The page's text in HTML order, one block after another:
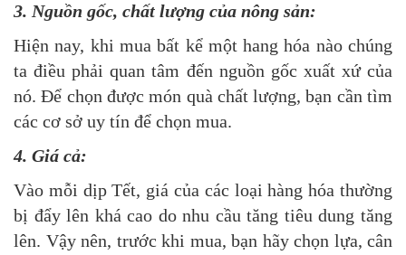
3. Nguồn gốc, chất lượng của nông sản:
Hiện nay, khi mua bất kể một hang hóa nào chúng
ta điều phải quan tâm đến nguồn gốc xuất xứ của
nó. Để chọn được món quà chất lượng, bạn cần tìm
các cơ sở uy tín để chọn mua.
4. Giá cả:
Vào mỗi dịp Tết, giá của các loại hàng hóa thường
bị đẩy lên khá cao do nhu cầu tăng tiêu dung tăng
lên. Vậy nên, trước khi mua, bạn hãy chọn lựa, cân